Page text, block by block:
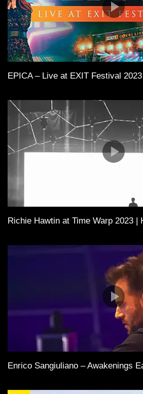
EPICA – Live at EXIT Festival
Richie Hawtin at Time Warp 2023 |
Enrico Sangiuliano – Awakenings